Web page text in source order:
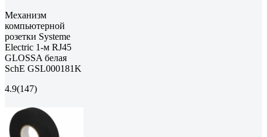
Механизм
компьютерной
розетки Systeme
Electric 1-м RJ45
GLOSSA белая
SchE GSL000181K
4.9(147)